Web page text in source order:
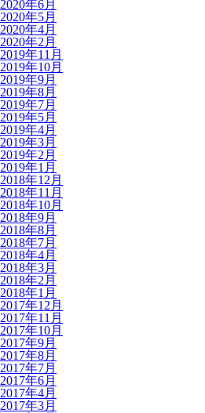
2020年6月
2020年5月
2020年4月
2020年2月
2019年11月
2019年10月
2019年9月
2019年8月
2019年7月
2019年5月
2019年4月
2019年3月
2019年2月
2019年1月
2018年12月
2018年11月
2018年10月
2018年9月
2018年8月
2018年7月
2018年4月
2018年3月
2018年2月
2018年1月
2017年12月
2017年11月
2017年10月
2017年9月
2017年8月
2017年7月
2017年6月
2017年4月
2017年3月